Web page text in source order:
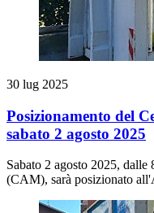
30 lug 2025
Posizionamento del
sabato 2 agosto 2025
Sabato 2 agosto 2025,
(CAM), sarà posizionato